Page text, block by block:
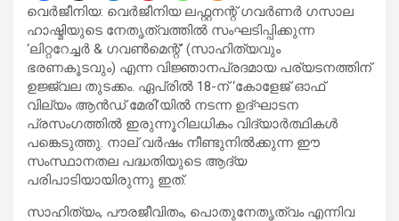
വെർജീനിയ: വെർജീനിയ ലഫ്റ്റനന്റ് ഗവർണർ ഗസാല
ഹാഷ്മിയുടെ നേതൃത്വത്തിൽ സംഘടിപ്പിക്കുന്ന
‘ലിറ്ററേച്ചർ & ഗവൺമെന്റ്’ (സാഹിത്യവും
ഭരണകൂടവും) എന്ന വിജ്ഞാനപ്രദമായ പര്യടനത്തിന്
ഉജ്ജ്വല തുടക്കം. ഏപ്രിൽ 18-ന് ‘കോളേജ് ഓഫ്
വില്യം ആൻഡ് മേരി’യിൽ നടന്ന ഉദ്ഘാടന
പ്രസംഗത്തിൽ ഇരുന്നൂറിലധികം വിദ്യാർത്ഥികൾ
പങ്കെടുത്തു. നാല് വർഷം നീണ്ടുനിൽക്കുന്ന ഈ
സംസ്ഥാനതല പദ്ധതിയുടെ ആദ്യ
പരിപാടിയായിരുന്നു ഇത്.
സാഹിത്യം, പൗരജീവിതം, പൊതുനേതൃത്വം എന്നിവ